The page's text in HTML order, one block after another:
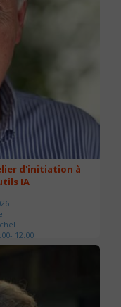
d'initiation à
IA
12:00
: 2